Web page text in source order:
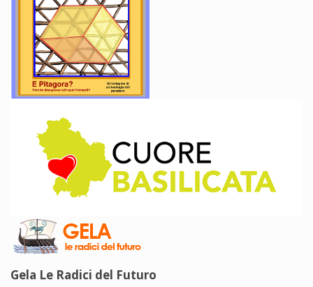
Gela Le Radici del Futuro